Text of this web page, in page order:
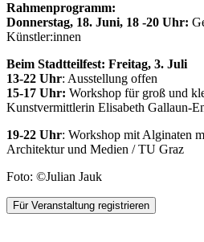
Rahmenprogramm:
Donnerstag, 18. Juni, 18 -20 Uhr:
Künstler:innen
Beim Stadtteilfest: Freitag, 3. Juli
13-22 Uhr: Ausstellung offen
15-17 Uhr: Workshop für groß und
Kunstvermittlerin Elisabeth Gallaun-
19-22 Uhr: Workshop mit Alginaten
Architektur und Medien / TU Graz
Foto: ©Julian Jauk
Für Veranstaltung registrieren